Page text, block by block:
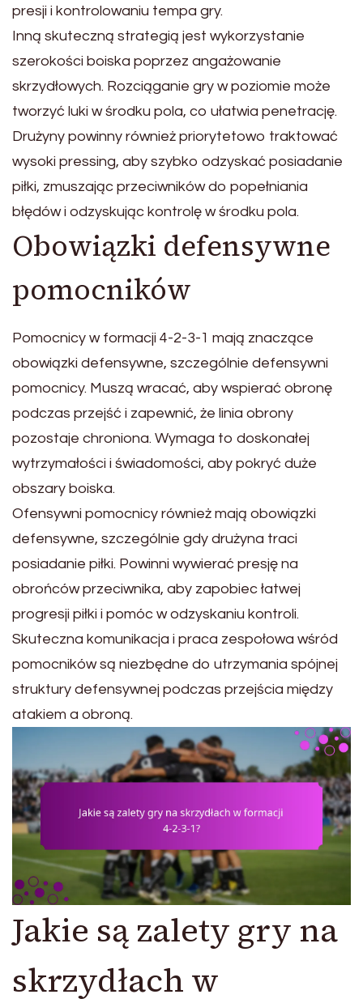
presji i kontrolowaniu tempa gry.
Inną skuteczną strategią jest wykorzystanie
szerokości boiska poprzez angażowanie
skrzydłowych. Rozciąganie gry w poziomie może
tworzyć luki w środku pola, co ułatwia penetrację.
Drużyny powinny również priorytetowo traktować
wysoki pressing, aby szybko odzyskać posiadanie
piłki, zmuszając przeciwników do popełniania
błędów i odzyskując kontrolę w środku pola.
Obowiązki defensywne
pomocników
Pomocnicy w formacji 4-2-3-1 mają znaczące
obowiązki defensywne, szczególnie defensywni
pomocnicy. Muszą wracać, aby wspierać obronę
podczas przejść i zapewnić, że linia obrony
pozostaje chroniona. Wymaga to doskonałej
wytrzymałości i świadomości, aby pokryć duże
obszary boiska.
Ofensywni pomocnicy również mają obowiązki
defensywne, szczególnie gdy drużyna traci
posiadanie piłki. Powinni wywierać presję na
obrońców przeciwnika, aby zapobiec łatwej
progresji piłki i pomóc w odzyskaniu kontroli.
Skuteczna komunikacja i praca zespołowa wśród
pomocników są niezbędne do utrzymania spójnej
struktury defensywnej podczas przejścia między
atakiem a obroną.
Jakie są zalety gry na
skrzydłach w